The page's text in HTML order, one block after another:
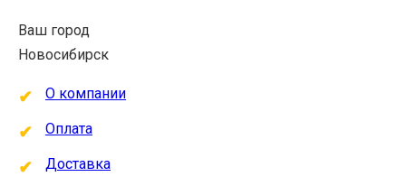
Ваш город
Новосибирск
О компании
Оплата
Доставка